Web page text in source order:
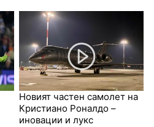
Новият частен самолет на
Кристиано Роналдо –
иновации и лукс